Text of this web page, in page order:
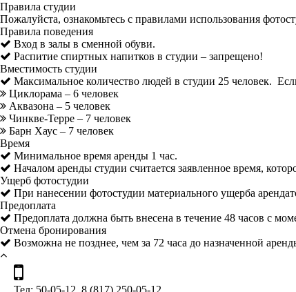
Правила студии
Пожалуйста, ознакомьтесь с правилами использования
Правила поведения
Вход в залы в сменной обуви.
Распитие спиртных напитков в студии – запрещено!
Вместимость студии
Максимальное количество людей в студии 25 человек.
Циклорама – 6 человек
Аквазона – 5 человек
Чинкве-Терре – 7 человек
Барн Хаус – 7 человек
Время
Минимальное время аренды 1 час.
Началом аренды студии считается заявленное время,
Ущерб фотостудии
При нанесении фотостудии материального ущерба
Предоплата
Предоплата должна быть внесена в течение 48 часов с
Отмена бронирования
Возможна не позднее, чем за 72 часа до назначенной